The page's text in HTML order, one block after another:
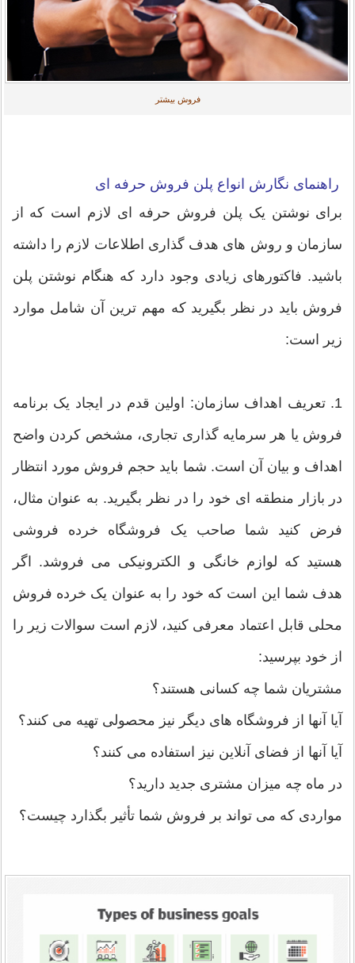
فروش بیشتر
راهنمای نگارش انواع پلن فروش حرفه ای
برای نوشتن یک پلن فروش حرفه ای لازم است که از
سازمان و روش های هدف گذاری اطلاعات لازم را داشته
باشید. فاکتورهای زیادی وجود دارد که هنگام نوشتن پلن
فروش باید در نظر بگیرید که مهم ترین آن شامل موارد
زیر است:
1. تعریف اهداف سازمان: اولین قدم در ایجاد یک برنامه
فروش یا هر سرمایه گذاری تجاری، مشخص کردن واضح
اهداف و بیان آن است. شما باید حجم فروش مورد انتظار
در بازار منطقه ای خود را در نظر بگیرید. به عنوان مثال،
فرض کنید شما صاحب یک فروشگاه خرده فروشی
هستید که لوازم خانگی و الکترونیکی می فروشد. اگر
هدف شما این است که خود را به عنوان یک خرده فروش
محلی قابل اعتماد معرفی کنید، لازم است سوالات زیر را
از خود بپرسید:
مشتریان شما چه کسانی هستند؟
آیا آنها از فروشگاه های دیگر نیز محصولی تهیه می کنند؟
آیا آنها از فضای آنلاین نیز استفاده می کنند؟
در ماه چه میزان مشتری جدید دارید؟
مواردی که می تواند بر فروش شما تأثیر بگذارد چیست؟